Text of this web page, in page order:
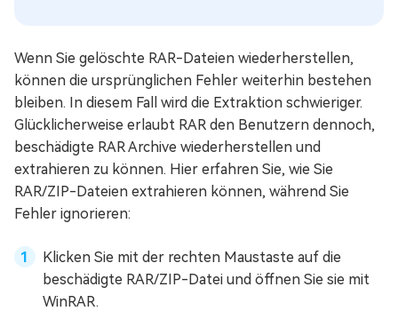
Wenn Sie gelöschte RAR-Dateien wiederherstellen,
können die ursprünglichen Fehler weiterhin bestehen
bleiben. In diesem Fall wird die Extraktion schwieriger.
Glücklicherweise erlaubt RAR den Benutzern dennoch,
beschädigte RAR Archive wiederherstellen und
extrahieren zu können. Hier erfahren Sie, wie Sie
RAR/ZIP-Dateien extrahieren können, während Sie
Fehler ignorieren:
Klicken Sie mit der rechten Maustaste auf die
beschädigte RAR/ZIP-Datei und öffnen Sie sie mit
WinRAR.